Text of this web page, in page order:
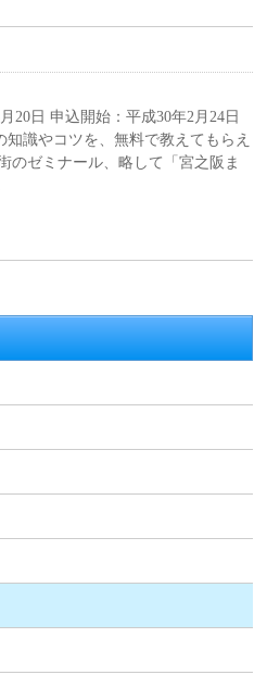
20日 申込開始：平成30年2月24日
識やコツを、無料で教えてもらえ
のゼミナール、略して「宮之阪ま